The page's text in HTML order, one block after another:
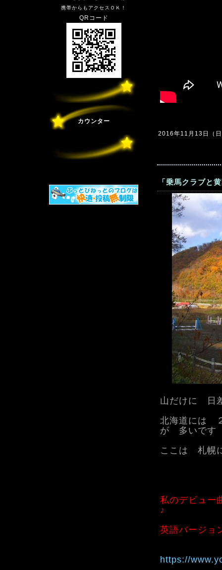
携帯からもアクセスＯＫ！
QRコード
カウンター
2016年11月13日（
「乗馬クラブと
山だけに 日
北海道には
が 多いで
ここは 札幌
私のデビュ
♪
英語バージ
https://